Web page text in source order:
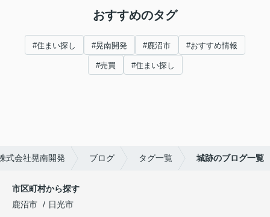
おすすめのタグ
#住まい探し #晃南開発 #鹿沼市 #おすすめ情報
#売買 #住まい探し
式会社晃南開発 ブログ タグ一覧 城跡のブログ一覧
市区町村から探す
鹿沼市
日光市